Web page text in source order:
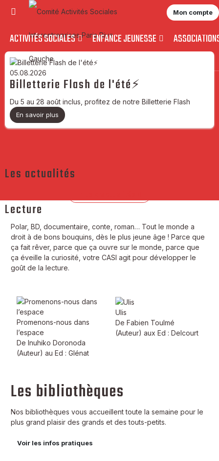
Mon compte
ACTIVITÉS SOCIALES ENFANCE JEUNESSE
05.08.2026
Billetterie Flash de l'été⚡
Du 5 au 28 août inclus, profitez de notre Billetterie Flash
En savoir plus
Les actualités
Lecture
Polar, BD, documentaire, conte, roman… Tout le monde a
droit à de bons bouquins, dès le plus jeune âge ! Parce que
ça fait rêver, parce que ça ouvre sur le monde, parce que
ça éveille la curiosité, votre CASI agit pour développer le
goût de la lecture.
Promenons-nous dans
l’espace
De Inuhiko Doronoda
(Auteur) au Ed : Glénat
Ulis
De Fabien Toulmé
(Auteur) aux Ed : Delcourt
Les bibliothèques
Nos bibliothèques vous accueillent toute la semaine pour le
plus grand plaisir des grands et des touts-petits.
Voir les infos pratiques